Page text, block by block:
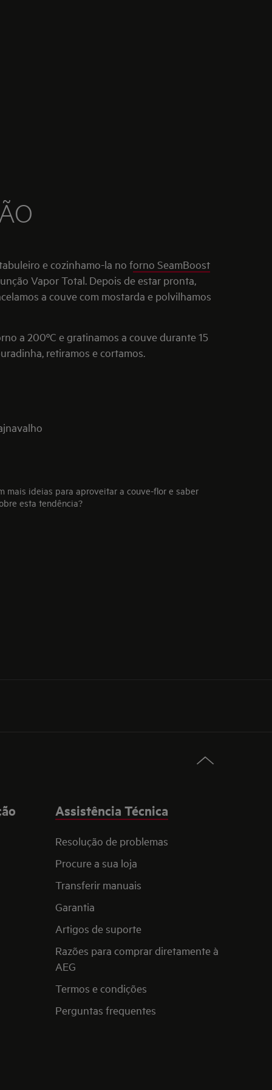
e cozinhamo-la no forno SeamBoost
Vapor Total. Depois de estar pronta,
a couve com mostarda e polvilhamos
a 200ºC e gratinamos a couve durante 15
retiramos e cortamos.
mais ideias para aproveitar a couve-flor e saber
esta tendência?
Assistência Técnica
Resolução de problemas
Procure a sua loja
Transferir manuais
Garantia
Artigos de suporte
Razões para comprar diretamente à
AEG
Termos e condições
Perguntas frequentes